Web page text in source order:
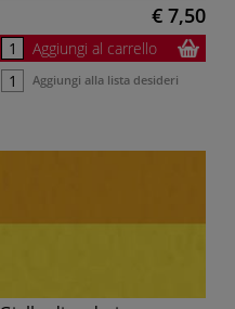
€ 7,50
Aggiungi al carrello
Aggiungi alla lista desideri